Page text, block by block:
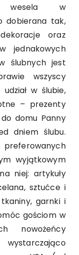
wesela w
dobierana tak,
oraz
jednakowych
ślubnych jest
wszyscy
w ślubie,
– prezenty
domu Panny
dniem ślubu.
wyjątkowym
niej: artykuły
sztućce i
garnki i
gościom w
nowożeńcy